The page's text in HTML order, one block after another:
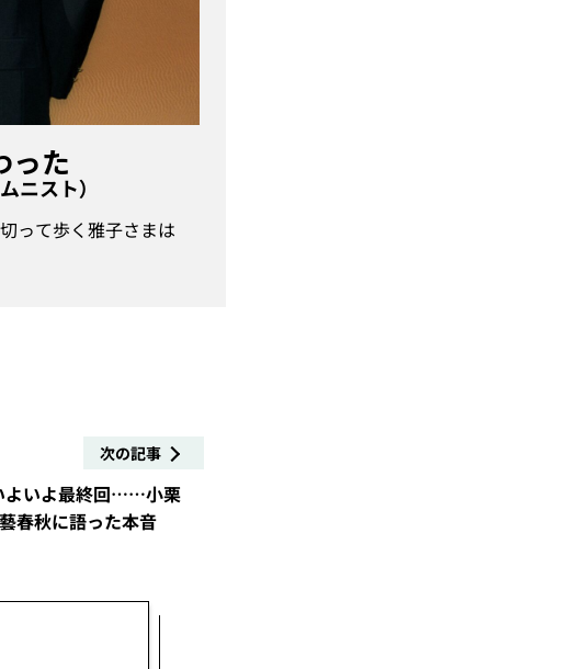
った
ニスト）
って歩く雅子さまは
次の記事
よいよ最終回……小栗
春秋に語った本音